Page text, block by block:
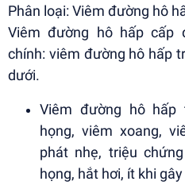
Phân loại: Viêm đường hô
Viêm đường hô hấp cấp
chính: viêm đường hô hấp
dưới.
Viêm đường hô
họng, viêm xoang,
phát nhẹ, triệu
họng, hắt hơi, ít khi